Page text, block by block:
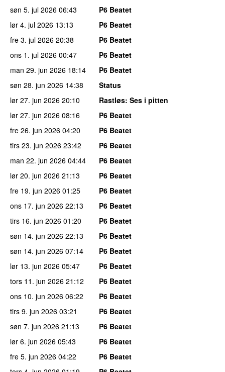
søn 5. jul 2026 06:43
P6 Beatet
lør 4. jul 2026 13:13
P6 Beatet
fre 3. jul 2026 20:38
P6 Beatet
ons 1. jul 2026 00:47
P6 Beatet
man 29. jun 2026 18:14
P6 Beatet
søn 28. jun 2026 14:38
Status
lør 27. jun 2026 20:10 Rastløs: Ses i pitten
lør 27. jun 2026 08:16
P6 Beatet
fre 26. jun 2026 04:20
P6 Beatet
tirs 23. jun 2026 23:42
P6 Beatet
man 22. jun 2026 04:44
P6 Beatet
lør 20. jun 2026 21:13
P6 Beatet
fre 19. jun 2026 01:25
P6 Beatet
ons 17. jun 2026 22:13
P6 Beatet
tirs 16. jun 2026 01:20
P6 Beatet
søn 14. jun 2026 22:13
P6 Beatet
søn 14. jun 2026 07:14
P6 Beatet
lør 13. jun 2026 05:47
P6 Beatet
tors 11. jun 2026 21:12
P6 Beatet
ons 10. jun 2026 06:22
P6 Beatet
tirs 9. jun 2026 03:21
P6 Beatet
søn 7. jun 2026 21:13
P6 Beatet
lør 6. jun 2026 05:43
P6 Beatet
fre 5. jun 2026 04:22
P6 Beatet